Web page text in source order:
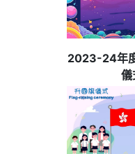
2023-24年
儀